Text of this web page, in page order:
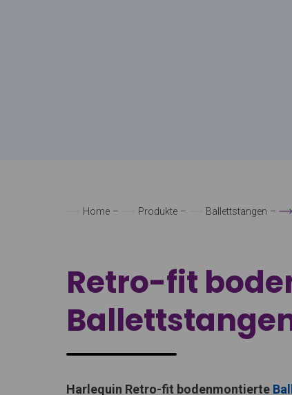
Home – Produkte – Ballettstangen –
Retro-fit
Harlequin Retro-fit bodenmontierte